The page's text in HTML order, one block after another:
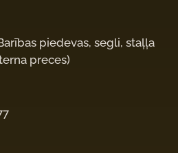
piedevas, segli, staļļa
preces)